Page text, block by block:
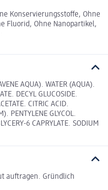
Konservierungsstoffe, Ohne
Fluorid, Ohne Nanopartikel,
AQUA). WATER (AQUA).
DECYL GLUCOSIDE.
CITRIC ACID.
PENTYLENE GLYCOL.
6 CAPRYLATE. SODIUM
auftragen. Gründlich